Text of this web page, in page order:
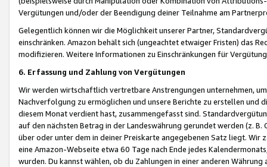
Vergütungen und/oder der Beendigung deiner Teilnahme am
Gelegentlich können wir die Möglichkeit unserer Partner,
einschränken. Amazon behält sich (ungeachtet etwaiger Fristen) das
modifizieren. Weitere Informationen zu Einschränkungen für
6. Erfassung und Zahlung von Vergütungen
Wir werden wirtschaftlich vertretbare Anstrengungen unternehmen,
Nachverfolgung zu ermöglichen und unsere Berichte zu erstellen und
diesem Monat verdient hast, zusammengefasst sind.
auf den nächsten Betrag in der Landeswährung gerundet werden (z.
über oder unter dem in deiner Preiskarte angegebenen Satz liegt.
eine Amazon-Webseite etwa 60 Tage nach Ende jedes
wurden. Du kannst wählen, ob du Zahlungen in einer anderen